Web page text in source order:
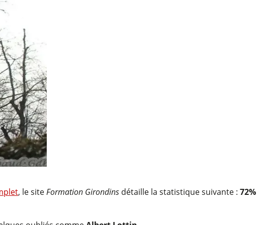
, le siteFormation Girondins détaille la statistique suivante : 72%